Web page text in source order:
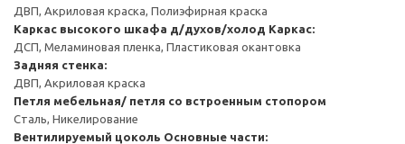
ДВП, Акриловая краска, Полиэфирная краска
Каркас высокого шкафа д/духов/холод Каркас:
ДСП, Меламиновая пленка, Пластиковая окантовка
Задняя стенка:
ДВП, Акриловая краска
Петля мебельная/ петля со встроенным стопором
Сталь, Никелирование
Вентилируемый цоколь Основные части: